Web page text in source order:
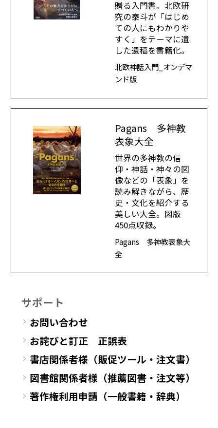
贈る入門書。北欧研
究の泰斗が「はじめ
ての人にもわかりや
すく」をテーマに遺
した遺稿を書籍化。
北欧神話入門_オンデマ
ンド版
Pagans 多神教
表象大全
世界の多神教の信
仰・神話・神々の図
像などの「表象」を
読み解きながら、歴
史・文化を紹介する
美しい大全。図版
450点収録。
Pagans 多神教表象大
全
サポート
お問い合わせ
お詫びと訂正 正誤表
書店関係者様（販促ツール・注文書）
図書館関係者様（推薦図書・注文等）
著作権利用申請（一般書籍・辞典）